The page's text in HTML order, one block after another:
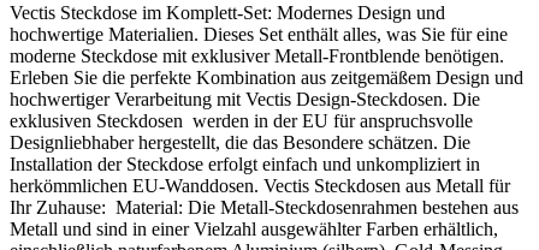
Vectis Steckdose im Komplett-Set: Modernes Design und
hochwertige Materialien. Dieses Set enthält alles, was Sie für eine
moderne Steckdose mit exklusiver Metall-Frontblende benötigen.
Erleben Sie die perfekte Kombination aus zeitgemäßem Design und
hochwertiger Verarbeitung mit Vectis Design-Steckdosen. Die
exklusiven Steckdosen werden in der EU für anspruchsvolle
Designliebhaber hergestellt, die das Besondere schätzen. Die
Installation der Steckdose erfolgt einfach und unkompliziert in
herkömmlichen EU-Wanddosen. Vectis Steckdosen aus Metall für
Ihr Zuhause: Material: Die Metall-Steckdosenrahmen bestehen aus
Metall und sind in einer Vielzahl ausgewählter Farben erhältlich,